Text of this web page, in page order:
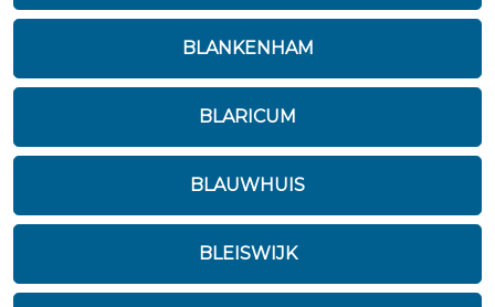
BLANKENHAM
BLARICUM
BLAUWHUIS
BLEISWIJK